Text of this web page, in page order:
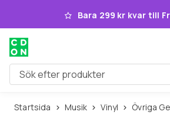
Hoppa till huvudinnehållet
Bara 299 kr kvar till
Sök efter produkter
Startsida Musik Vinyl Övriga